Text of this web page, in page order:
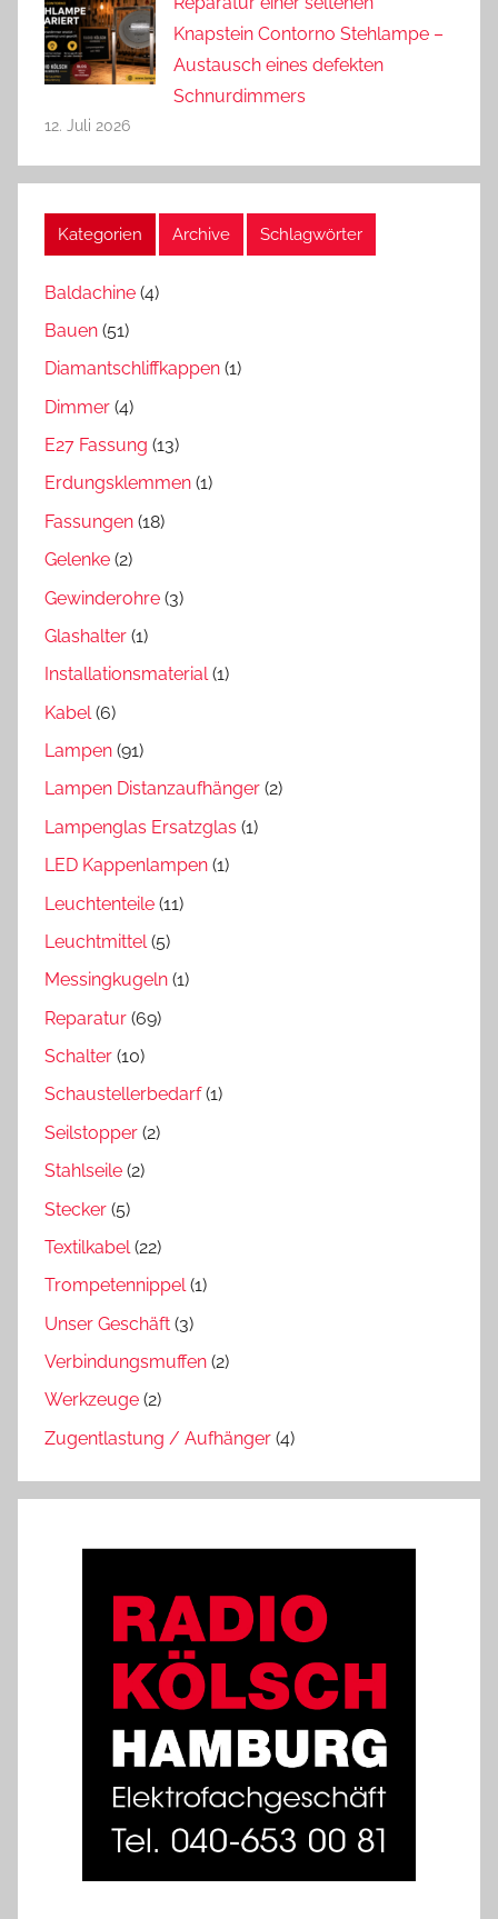
Knapstein Contorno Stehlampe –
Austausch eines defekten
Schnurdimmers
12. Juli 2026
Kategorien Archive Schlagwörter
Baldachine (4)
Bauen (51)
Diamantschliffkappen (1)
Dimmer (4)
E27 Fassung (13)
Erdungsklemmen (1)
Fassungen (18)
Gelenke (2)
Gewinderohre (3)
Glashalter (1)
Installationsmaterial(1)
Kabel (6)
Lampen (91)
Lampen Distanzaufhänger (2)
Lampenglas Ersatzglas (1)
LED Kappenlampen (1)
Leuchtenteile (11)
Leuchtmittel(5)
Messingkugeln (1)
Reparatur (69)
Schalter (10)
Schaustellerbedarf(1)
Seilstopper (2)
Stahlseile (2)
Stecker (5)
Textilkabel(22)
Trompetennippel(1)
Unser Geschäft (3)
Verbindungsmuffen (2)
Werkzeuge (2)
Zugentlastung / Aufhänger (4)